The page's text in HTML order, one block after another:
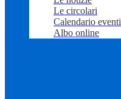
Le circolari
Calendario eventi
Albo online